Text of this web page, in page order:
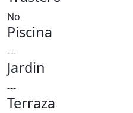
No
Piscina
---
Jardin
---
Terraza